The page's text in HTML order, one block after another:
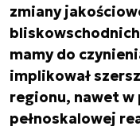
zmiany
mamy do
implikował
regionu, nawet w
pełnoskalowej